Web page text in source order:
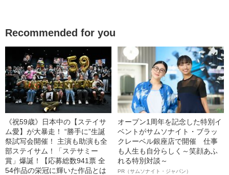
Recommended for you
《祝59歳》日本中の【ステイサ
ム愛】が大暴走！ “勝手に”生誕
祭試写会開催！ 主演も助演も全
部ステイサム！「ステサミー
賞」爆誕！【応募総数941票 全
54作品の栄冠に輝いた作品とは
オープン1周年を記念した特別イ
ベントがサムソナイト・ブラッ
クレーベル銀座店で開催 仕事
も人生も自分らしく～笑顔あふ
れる特別対談～
PR（サムソナイト・ジャパン）